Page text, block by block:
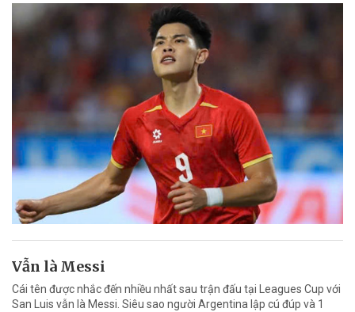
Vẫn là Messi
Cái tên được nhắc đến nhiều nhất sau trận đấu tại Leagues Cup với
San Luis vẫn là Messi. Siêu sao người Argentina lập cú đúp và 1